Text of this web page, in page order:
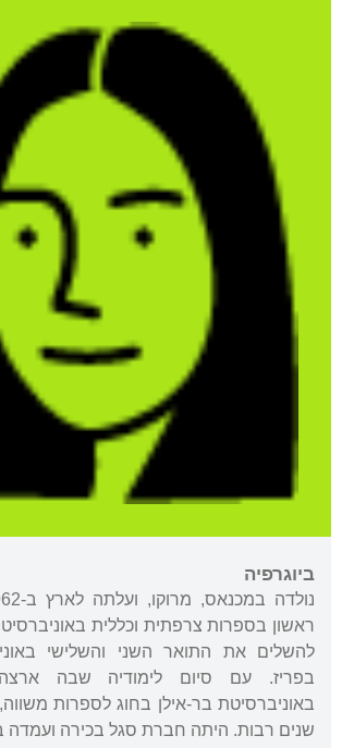
ביוגרפיה
ראשון בספרות צרפתית וכללית
להשלים את התואר השני והשלישי
בפריז. עם סיום לימודיה שבה
באוניברסיטת בר-אילן בחוג לספרות
שנים רבות. היתה חברת סגל בכירה ועמדה